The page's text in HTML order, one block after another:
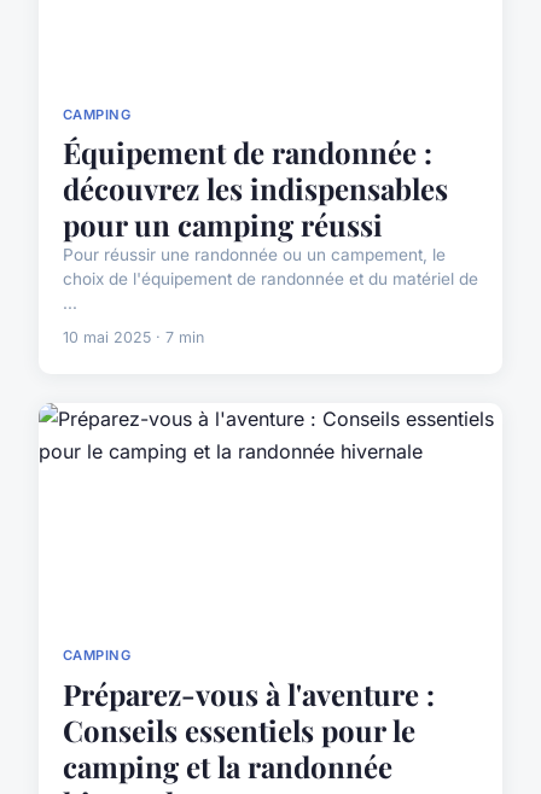
CAMPING
Équipement de randonnée :
découvrez les indispensables
pour un camping réussi
Pour réussir une randonnée ou un campement, le
choix de l'équipement de randonnée et du matériel de
...
10 mai 2025 · 7 min
CAMPING
Préparez-vous à l'aventure :
Conseils essentiels pour le
camping et la randonnée